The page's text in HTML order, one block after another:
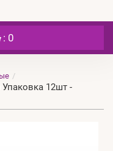
: 0
12шт -